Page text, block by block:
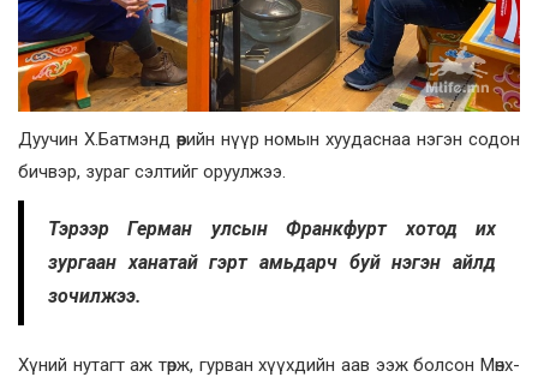
Дуучин Х.Батмэнд өөрийн нүүр номын хуудаснаа нэгэн содон
бичвэр, зураг сэлтийг оруулжээ.
Тэрээр Герман улсын Франкфурт хотод их
зургаан ханатай гэрт амьдарч буй нэгэн айлд
зочилжээ.
Хүний нутагт аж төрж, гурван хүүхдийн аав ээж болсон Мөнх-